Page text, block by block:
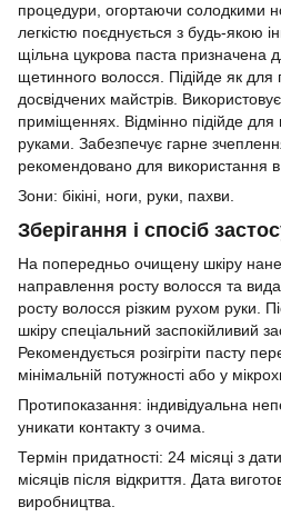
процедури, огортаючи солодкими
легкістю поєднується з будь-якою
щільна цукрова паста призначена
щетинного волосся. Підійде як для
досвідчених майстрів.
приміщеннях. Відмінно підійде для
руками. Забезпечує гарне
рекомендовано для використання в
Зони: бікіні, ноги, руки, пахви.
Зберігання і спосіб
На попередньо очищену шкіру
направлення росту волосся та
росту волосся різким рухом руки.
шкіру спеціальний заспокійливий
Рекомендується розігріти пасту
мінімальній потужності або у
Протипоказання: індивідуальна
уникати контакту з очима.
Термін придатності: 24 місяці з
місяців після відкриття. Дата
виробництва.